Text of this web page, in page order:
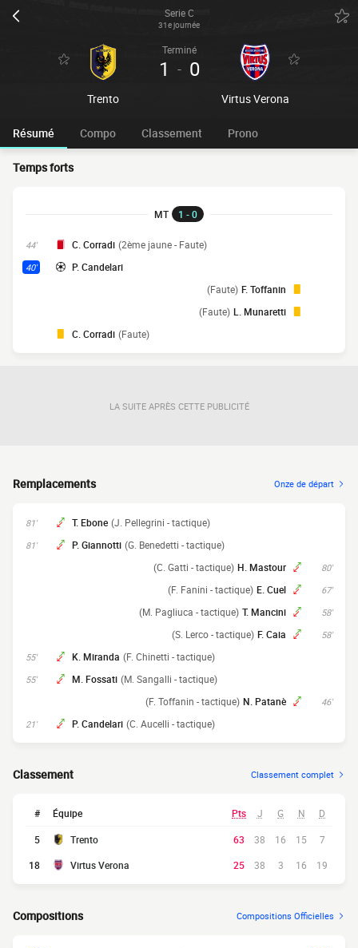
Serie C
31e journée
Trento
Terminé
1 - 0
Virtus Verona
Résumé Compo Classement Prono
Temps forts
MT 1 - 0
44' C. Corradi (2ème jaune - Faute)
40'
P. Candelari
F. Toffanin
(Faute)
L. Munaretti
(Faute)
C. Corradi (Faute)
LA SUITE APRÈS CETTE PUBLICITÉ
Remplacements Onze de départ
81' T. Ebone (J. Pellegrini - tactique)
81' P. Giannotti (G. Benedetti - tactique)
80'
H. Mastour
(C. Gatti - tactique)
67'
E. Cuel
(F. Fanini - tactique)
58'
T. Mancini
(M. Pagliuca - tactique)
58'
F. Caia
(S. Lerco - tactique)
55' K. Miranda (F. Chinetti - tactique)
55' M. Fossati (M. Sangalli - tactique)
46'
N. Patanè
(F. Toffanin - tactique)
21' P. Candelari (C. Aucelli - tactique)
Classement Classement complet
# Équipe Pts J G N D
5 Trento 63 38 16 15
7
18
Virtus Verona 25 38 3 16 19
Compositions Compositions Officielles